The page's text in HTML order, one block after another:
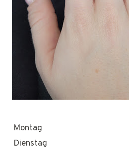
Montag
Dienstag